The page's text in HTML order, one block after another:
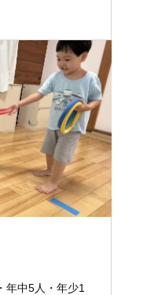
年中5人・年少1